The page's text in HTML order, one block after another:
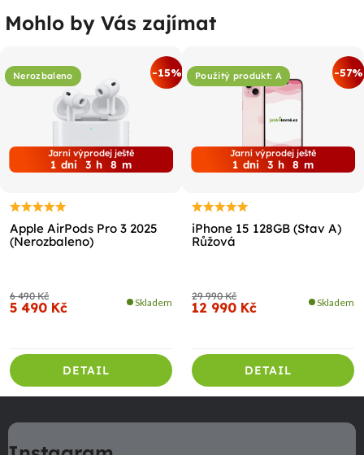
Mohlo by Vás zajímat
Nerozbaleno -15%
Jarní výprodej ještě
1 dni 3 h 8 m
Apple AirPods Pro 3 2025
(Nerozbaleno)
6 490 Kč
5 490 Kč Skladem
DETAIL
Použitý produkt: A -57%
Jarní výprodej ještě
1 dni 3 h 8 m
iPhone 15 128GB (Stav A)
Růžová
29 990 Kč
12 990 Kč Skladem
DETAIL
á